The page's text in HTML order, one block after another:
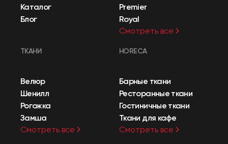
Каталог
Блог
Premier
Royal
Смотреть все
ТКАНИ
Велюр
Шенилл
Рогожка
Замша
Смотреть все
HORECA
Барные ткани
Ресторанные ткани
Гостиничные ткани
Ткани для кафе
Смотреть все